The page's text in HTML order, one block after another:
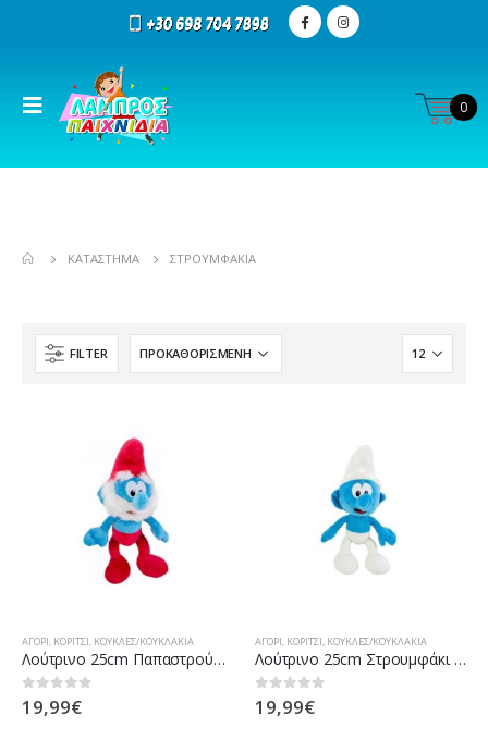
0
ΚΑΤΆΣΤΗΜΑ ΣΤΡΟΥΜΦΆΚΙΑ
FILTER
ΑΓΌΡΙ ΚΟΡΊΤΣΙ ΚΟΎΚΛΕΣ/ΚΟΥΚΛΆΚΙΑ
Λούτρινο 25cm Παπαστρούμφ (PU755232)
0 out of 5
19,99€
ΑΓΌΡΙ ΚΟΡΊΤΣΙ ΚΟΎΚΛΕΣ/ΚΟΥΚΛΆΚΙΑ
Λούτρινο 25cm Στρουμφάκι (PU755230)
0 out of 5
19,99€